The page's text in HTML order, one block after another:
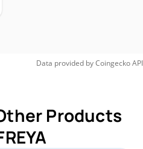
Data provided byCoingeckoAPI
Products